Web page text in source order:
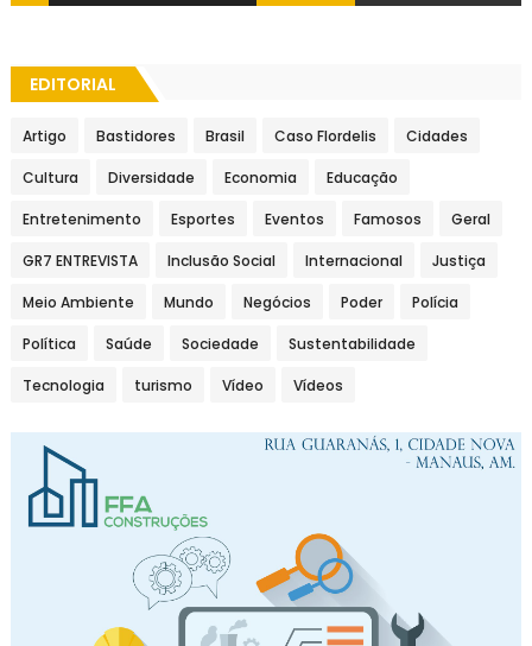
EDITORIAL
Artigo Bastidores Brasil Caso Flordelis Cidades
Cultura Diversidade Economia Educação
Entretenimento Esportes Eventos Famosos Geral
GR7 ENTREVISTA Inclusão Social Internacional Justiça
Meio Ambiente Mundo Negócios Poder Polícia
Política Saúde Sociedade Sustentabilidade
Tecnologia turismo Vídeo Vídeos